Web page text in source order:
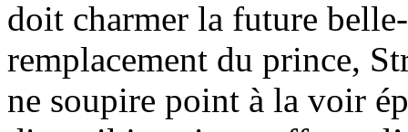
doit charmer la future
remplacement du prince,
ne soupire point à la voir